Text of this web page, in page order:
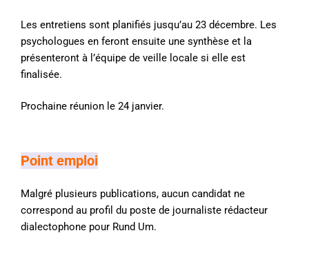
Les entretiens sont planifiés jusqu’au 23 décembre. Les
psychologues en feront ensuite une synthèse et la
présenteront à l’équipe de veille locale si elle est
finalisée.
Prochaine réunion le 24 janvier.
Point emploi
Malgré plusieurs publications, aucun candidat ne
correspond au profil du poste de journaliste rédacteur
dialectophone pour Rund Um.